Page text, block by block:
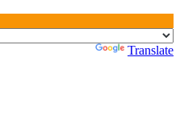
Translate